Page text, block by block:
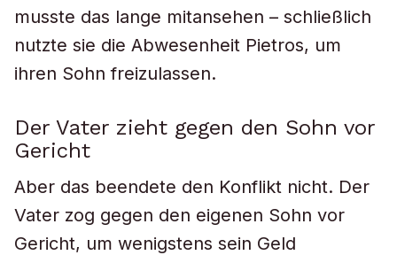
musste das lange mitansehen – schließlich
nutzte sie die Abwesenheit Pietros, um
ihren Sohn freizulassen.
Der Vater zieht gegen den Sohn vor
Gericht
Aber das beendete den Konflikt nicht. Der
Vater zog gegen den eigenen Sohn vor
Gericht, um wenigstens sein Geld